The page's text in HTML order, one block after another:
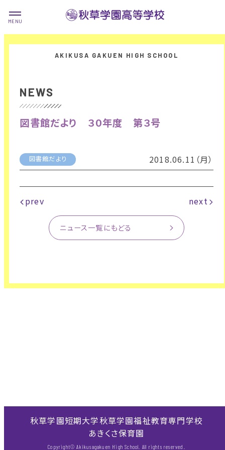
NEWS
図書館だより ３０年度 第３号
図書館だより 2018.06.11（月）
prev next
ニュース一覧にもどる
秋草学園短期大学秋草学園福祉教育専門学校
あきくさ保育園
Copyright© Akikusagakuen High School. All rights reserved.